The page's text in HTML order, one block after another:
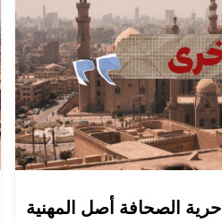
حرية الصحافة أصل المهنية